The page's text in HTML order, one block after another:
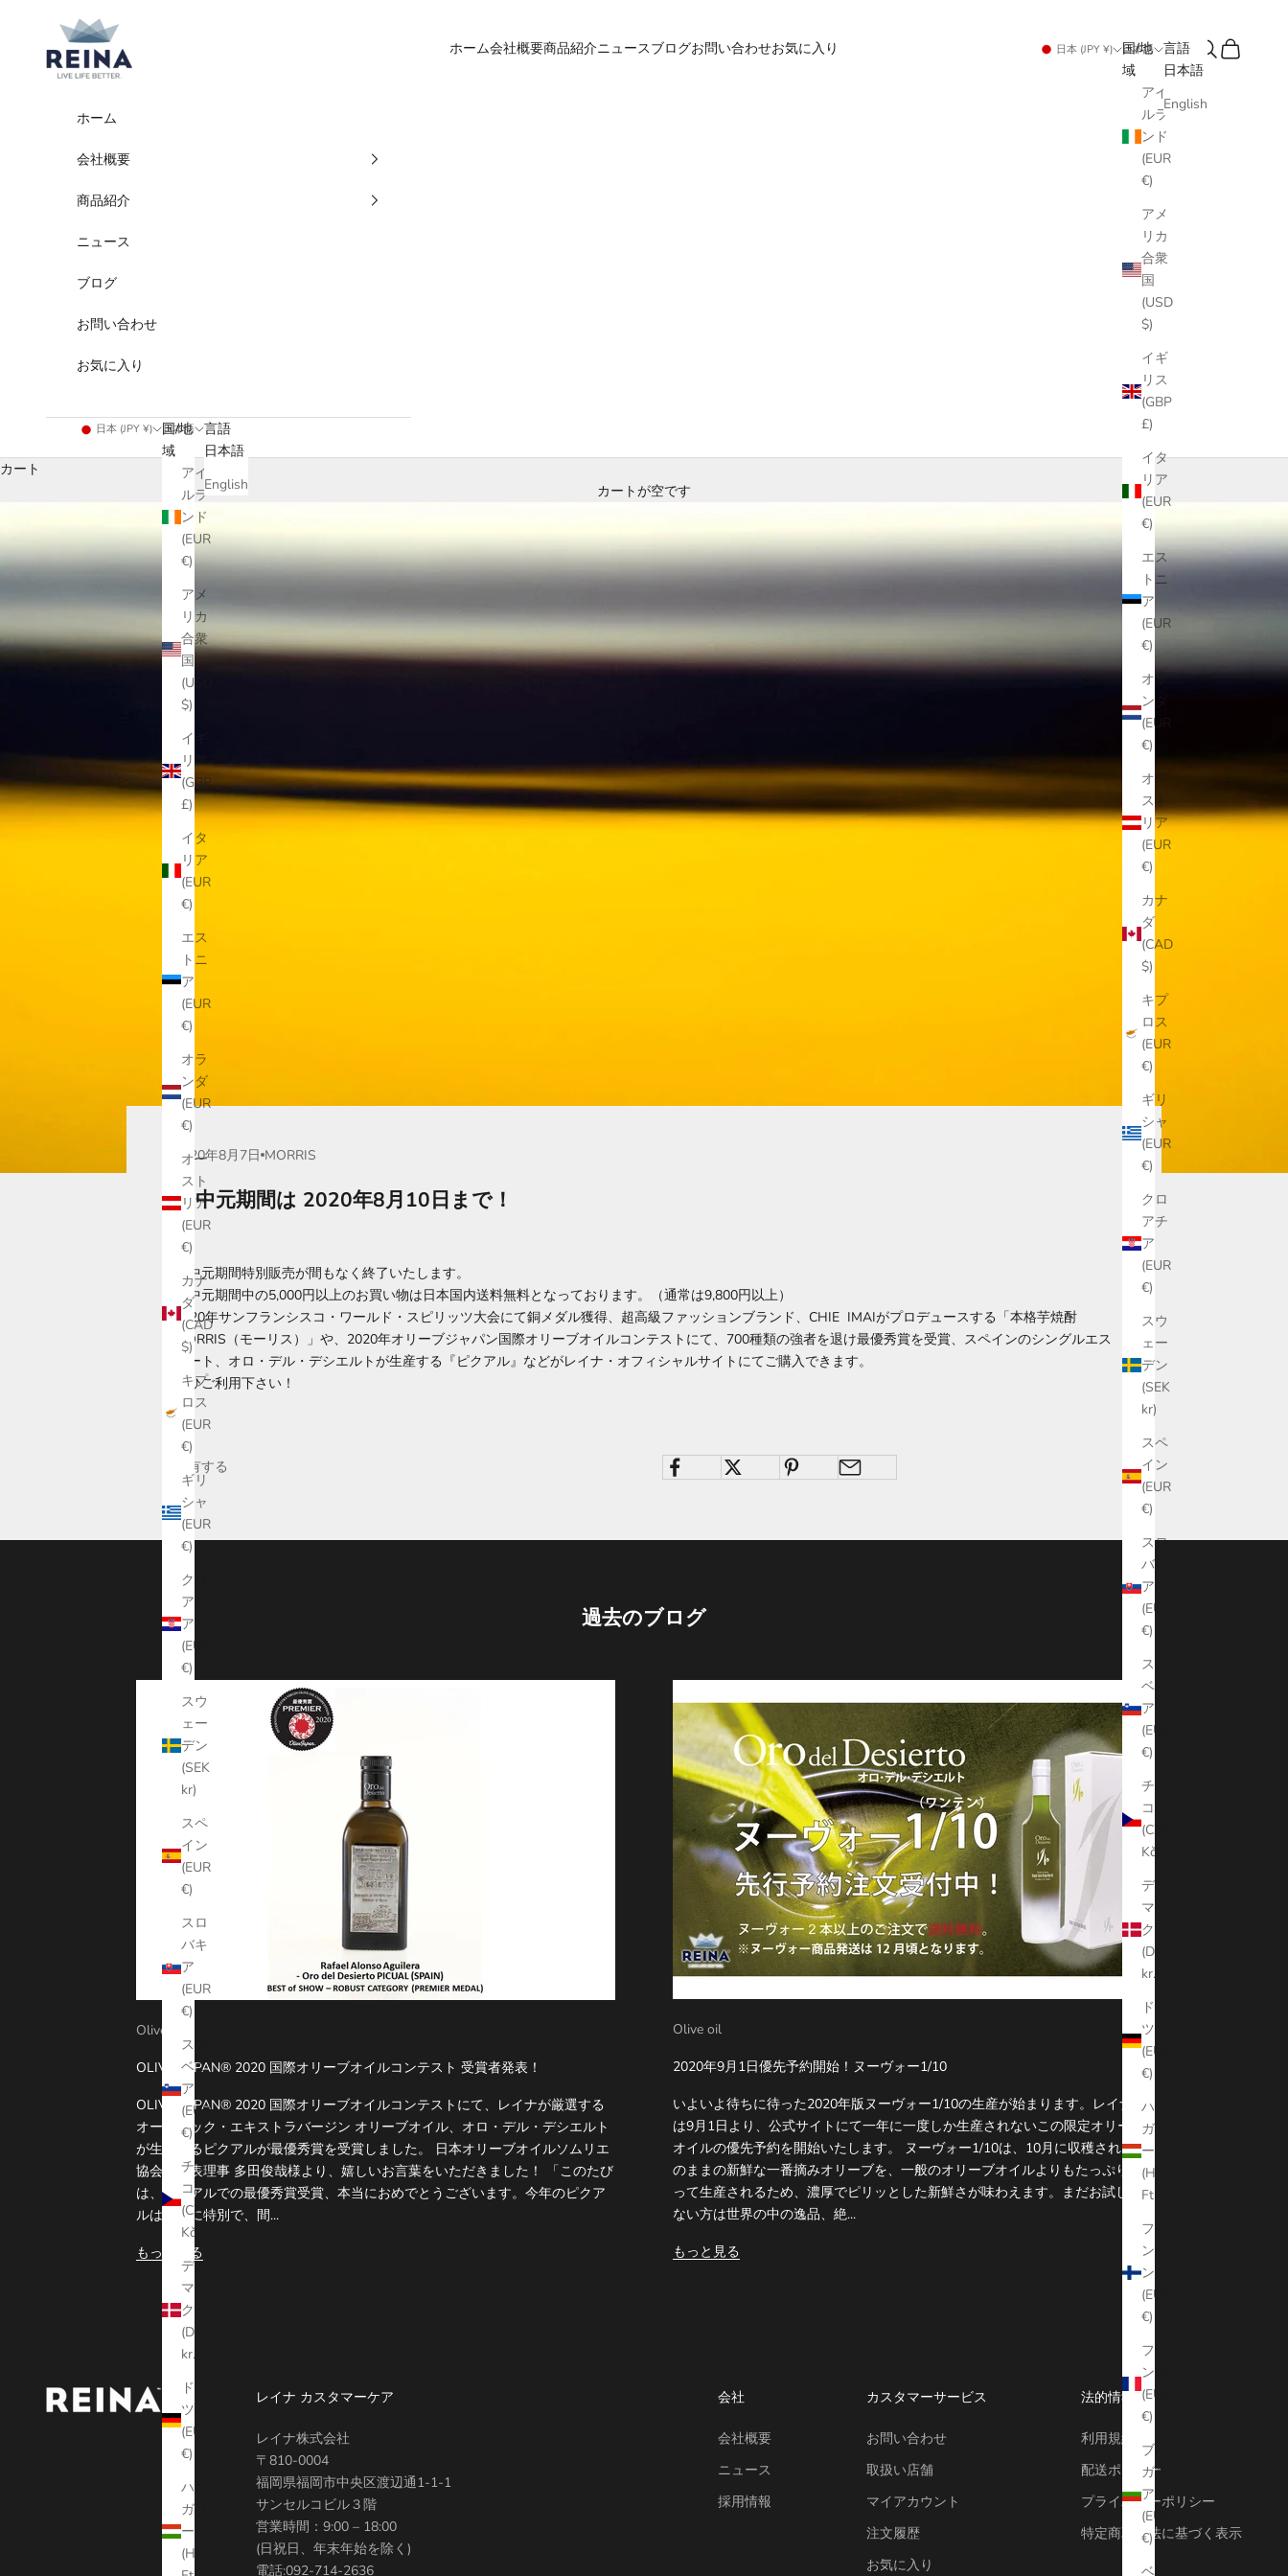
REINA
ホーム会社概要商品紹介ニュースブログお問い合わせお気に入り 日本 (JPY ¥)
国/地
域
アイ
ルラ
ンド
(EUR
€)
アメ
リカ
合衆
国
(USD
$)
イギ
リス
(GBP
£)
イタ
リア
(EUR
€)
エス
トニ
ア
(EUR
€)
オラ
ンダ
(EUR
€)
オー
スト
リア
(EUR
€)
カナ
ダ
(CAD
$)
キプ
ロス
(EUR
€)
ギリ
シャ
(EUR
€)
クロ
アチ
ア
(EUR
€)
スウ
ェー
デン
(SEK
kr)
スペ
イン
(EUR
€)
スロ
バキ
ア
(EUR
€)
スロ
ベニ
ア
(EUR
€)
チェ
コ
(CZK
Kč)
デン
マー
ク
(DKK
kr.)
ドイ
ツ
(EUR
€)
ハン
ガリ
ー
(HUF
Ft)
フィ
ンラ
ンド
(EUR
€)
フラ
ンス
(EUR
€)
ブル
ガリ
ア
(EUR
€)
ベル
日本語
言語
日本語
English
検索カート
ホーム
会社概要
商品紹介
ニュース
ブログ
お問い合わせ
お気に入り
日本 (JPY ¥)
国/地
域
アイ
ルラ
ンド
(EUR
€)
アメ
リカ
合衆
国
(USD
$)
イギ
リス
(GBP
£)
イタ
リア
(EUR
€)
エス
トニ
ア
(EUR
€)
オラ
ンダ
(EUR
€)
オー
スト
リア
(EUR
€)
カナ
ダ
(CAD
$)
キプ
ロス
(EUR
€)
ギリ
シャ
(EUR
€)
クロ
アチ
ア
(EUR
€)
スウ
ェー
デン
(SEK
kr)
スペ
イン
(EUR
€)
スロ
バキ
ア
(EUR
€)
スロ
ベニ
ア
(EUR
€)
チェ
コ
(CZK
Kč)
デン
マー
ク
(DKK
kr.)
ドイ
ツ
(EUR
€)
ハン
ガリ
ー
(HUF
日本語
言語
日本語
English
カート
カートが空です
2020年8月7日 MORRIS
お中元期間は 2020年8月10日まで！
お中元期間特別販売が間もなく終了いたします。
お中元期間中の5,000円以上のお買い物は日本国内送料無料となっております。（通常は9,800円以上）
2020年サンフランシスコ・ワールド・スピリッツ大会にて銅メダル獲得、超高級ファッションブランド、CHIE IMAIがプロデュースする「本格芋焼酎
MORRIS（モーリス）」や、2020年オリーブジャパン国際オリーブオイルコンテストにて、700種類の強者を退け最優秀賞を受賞、スペインのシングルエス
テート、オロ・デル・デシエルトが生産する『ピクアル』などがレイナ・オフィシャルサイトにてご購入できます。
ぜひご利用下さい！
共有する
過去のブログ
Olive oil
OLIVE JAPAN® 2020 国際オリーブオイルコンテスト 受賞者発表！
OLIVE JAPAN® 2020 国際オリーブオイルコンテストにて、レイナが厳選する
オーガニック・エキストラバージン オリーブオイル、オロ・デル・デシエルト
が生産するピクアルが最優秀賞を受賞しました。 日本オリーブオイルソムリエ
協会の代表理事 多田俊哉様より、嬉しいお言葉をいただきました！ 「このたび
は、ピクアルでの最優秀賞受賞、本当におめでとうございます。今年のピクア
ルは本当に特別で、間...
もっと見る
Olive oil
2020年9月1日優先予約開始！ヌーヴォー1/10
いよいよ待ちに待った2020年版ヌーヴォー1/10の生産が始まります。レイナで
は9月1日より、公式サイトにて一年に一度しか生産されないこの限定オリーブ
オイルの優先予約を開始いたします。 ヌーヴォー1/10は、10月に収穫される緑
のままの新鮮な一番摘みオリーブを、一般のオリーブオイルよりもたっぷり使
って生産されるため、濃厚でピリッとした新鮮さが味わえます。まだお試しで
ない方は世界の中の逸品、絶...
もっと見る
レイナ カスタマーケア
レイナ株式会社
〒810-0004
福岡県福岡市中央区渡辺通1-1-1
サンセルコビル３階
営業時間：9:00 – 18:00
(日祝日、年末年始を除く)
電話:092-714-2636
会社
会社概要
ニュース
採用情報
カスタマーサービス
お問い合わせ
取扱い店舗
マイアカウント
注文履歴
お気に入り
法的情報
利用規約
配送ポリシー
プライバシーポリシー
特定商取引法に基づく表示